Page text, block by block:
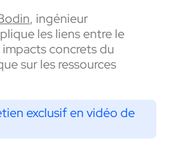
, ingénieur
les liens entre le
impacts concrets du
sur les ressources
exclusif en vidéo de